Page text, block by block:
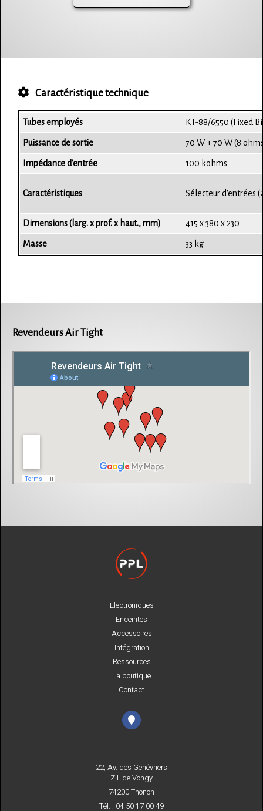
Caractéristique technique
Tubes employés KT-88/6550 (Fixed
Puissance de sortie 70 W + 70 W (8
Impédance d'entrée 100 kohms
Caractéristiques Sélecteur d'entrées
Dimensions (larg. x prof. x haut., mm) 415 x 380 x 230
Masse 33 kg
Revendeurs Air Tight
Electroniques
Enceintes
Accessoires
Intégration
Ressources
La boutique
Contact
22, Av. des Genévriers
Z.I. de Vongy
74200 Thonon
Tél. : 04 50 17 00 49